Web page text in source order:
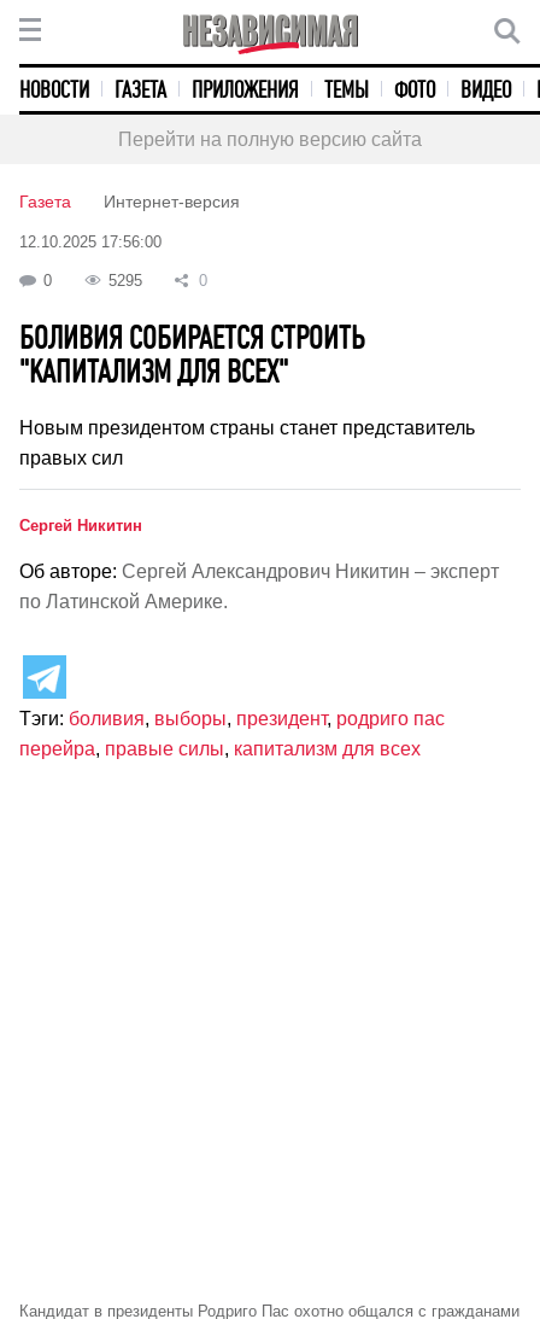
НОВОСТИ ГАЗЕТА ПРИЛОЖЕНИЯ ТЕМЫ ФОТО ВИДЕО
Перейти на полную версию сайта
Газета Интернет-версия
12.10.2025 17:56:00
0 5295 0
БОЛИВИЯ СОБИРАЕТСЯ СТРОИТЬ
"КАПИТАЛИЗМ ДЛЯ ВСЕХ"
Новым президентом страны станет представитель
правых сил
Сергей Никитин
Об авторе: Сергей Александрович Никитин – эксперт
по Латинской Америке.
Тэги: боливия, выборы, президент, родриго пас
перейра, правые силы, капитализм для всех
Кандидат в президенты Родриго Пас охотно общался с гражданами